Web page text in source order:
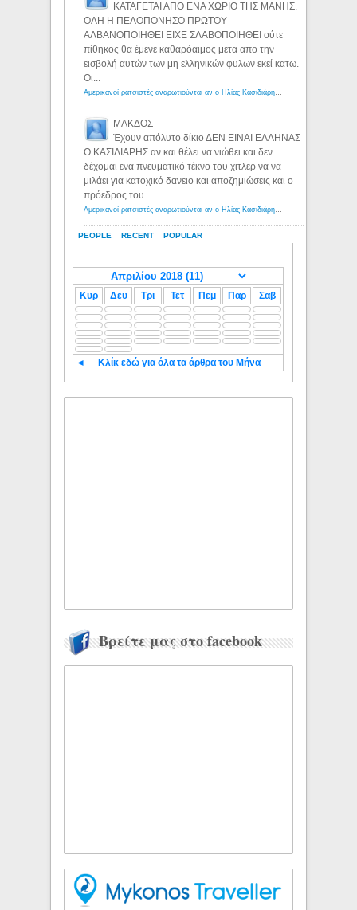
PEOPLE RECENT POPULAR
ΚΑΤΑΓΕΤΑΙ ΑΠΟ ΕΝΑ ΧΩΡΙΟ ΤΗΣ ΜΑΝΗΣ.
ΟΛΗ Η ΠΕΛΟΠΟΝΗΣΟ ΠΡΩΤΟΥ
ΑΛΒΑΝΟΠΟΙΗΘΕΙ ΕΙΧΕ ΣΛΑΒΟΠΟΙΗΘΕΙ ούτε
πίθηκος θα έμενε καθαρόαιμος μετα απο την
εισβολή αυτών των μη ελληνικών φυλων εκεί κατω.
Οι...
Αμερικανοί ρατσιστές αναρωτιούνται αν ο Ηλίας Κασιδιάρης ανήκει στη λευκή φυλή... - Λόγιος Ερμής
ΜΑΚΔΟΣ
Έχουν απόλυτο δίκιο ΔΕΝ ΕΙΝΑΙ ΕΛΛΗΝΑΣ
Ο ΚΑΣΙΔΙΑΡΗΣ αν και θέλει να νιώθει και δεν
δέχομαι ενα πνευματικό τέκνο του χιτλερ να να
μιλάει για κατοχικό δανειο και αποζημιώσεις και ο
πρόεδρος του...
Αμερικανοί ρατσιστές αναρωτιούνται αν ο Ηλίας Κασιδιάρης ανήκει στη λευκή φυλή... - Λόγιος Ερμής
Κυρ Δευ Τρι Τετ Πεμ Παρ Σαβ
◄ Κλίκ εδώ για όλα τα άρθρα του Μήνα
Βρείτε μας στο facebook